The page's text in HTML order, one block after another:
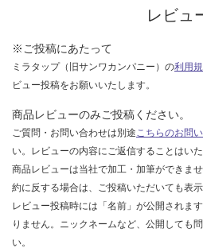
レビュ
※ご投稿にあたって
ミラタップ（旧サンワカンパニー）の利用
ビュー投稿をお願いいたします。
商品レビューのみご投稿ください。
ご質問・お問い合わせは別途こちらのお問
い。レビューの内容にご返信することはいた
商品レビューは当社で加工・加筆ができま
約に反する場合は、ご投稿いただいても表示
レビュー投稿時には「名前」が公開されま
りません。ニックネームなど、公開しても
い。